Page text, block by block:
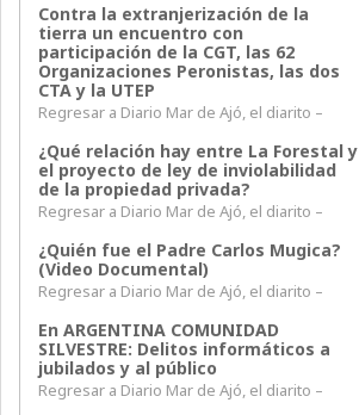
Contra la extranjerización de la
tierra un encuentro con
participación de la CGT, las 62
Organizaciones Peronistas, las dos
CTA y la UTEP
Regresar a Diario Mar de Ajó, el diarito –
¿Qué relación hay entre La Forestal y
el proyecto de ley de inviolabilidad
de la propiedad privada?
Regresar a Diario Mar de Ajó, el diarito –
¿Quién fue el Padre Carlos Mugica?
(Video Documental)
Regresar a Diario Mar de Ajó, el diarito –
En ARGENTINA COMUNIDAD
SILVESTRE: Delitos informáticos a
jubilados y al público
Regresar a Diario Mar de Ajó, el diarito –